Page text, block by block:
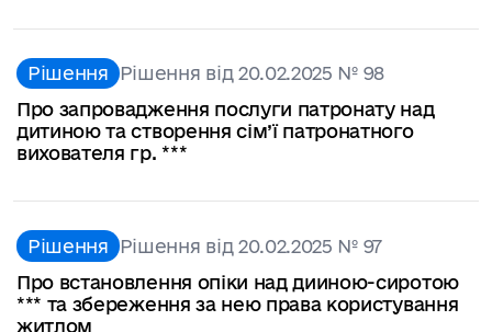
Рішення Рішення від 20.02.2025 № 98
Про запровадження послуги патронату над
дитиною та створення сім’ї патронатного
вихователя гр. ***
Рішення Рішення від 20.02.2025 № 97
Про встановлення опіки над дииною-сиротою
*** та збереження за нею права користування
житлом